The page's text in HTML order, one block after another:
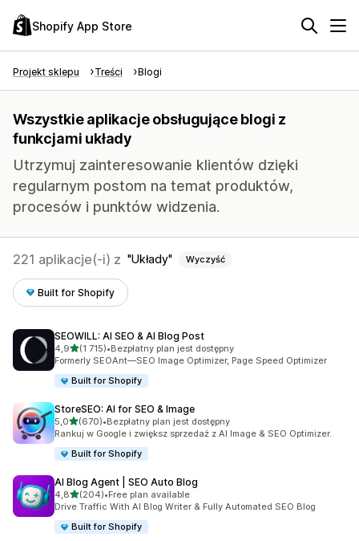
Shopify App Store
Projekt sklepu Treści Blogi
Wszystkie aplikacje obsługujące blogi z
funkcjami układy
Utrzymuj zainteresowanie klientów dzięki
regularnym postom na temat produktów,
procesów i punktów widzenia.
221 aplikacje(-i) z Układy Wyczyść
Built for Shopify
SEOWILL: AI SEO & AI Blog Post
4,9na 5 gwiazdek
(1 715)
Łączna liczba recenzji: 1715
•Bezpłatny plan jest dostępny
Formerly SEOAnt—SEO Image Optimizer, Page Speed Optimizer
Built for Shopify
StoreSEO: AI for SEO & Image
5,0na 5 gwiazdek
(670)
Łączna liczba recenzji: 670
•Bezpłatny plan jest dostępny
Rankuj w Google i zwiększ sprzedaż z AI Image & SEO Optimizer.
Built for Shopify
AI Blog Agent | SEO Auto Blog
4,8na 5 gwiazdek
(204)
Łączna liczba recenzji: 204
•Free plan available
Drive Traffic With AI Blog Writer & Fully Automated SEO Blog
Built for Shopify